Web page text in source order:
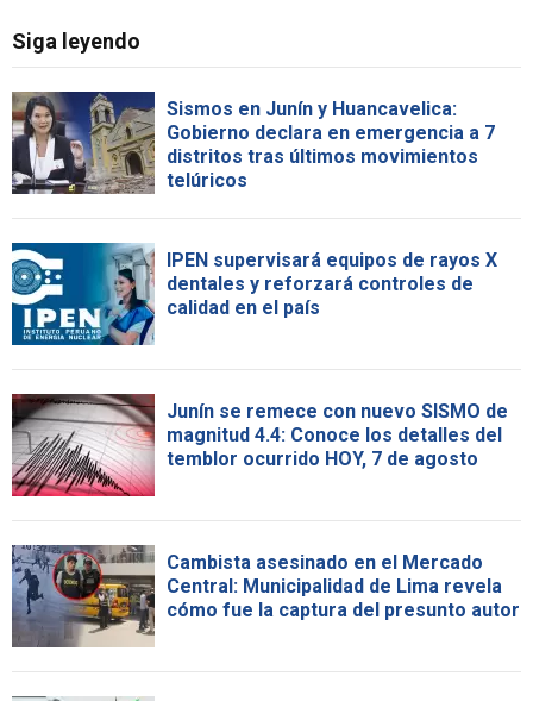
Siga leyendo
Sismos en Junín y Huancavelica:
Gobierno declara en emergencia a 7
distritos tras últimos movimientos
telúricos
IPEN supervisará equipos de rayos X
dentales y reforzará controles de
calidad en el país
Junín se remece con nuevo SISMO de
magnitud 4.4: Conoce los detalles del
temblor ocurrido HOY, 7 de agosto
Cambista asesinado en el Mercado
Central: Municipalidad de Lima revela
cómo fue la captura del presunto autor